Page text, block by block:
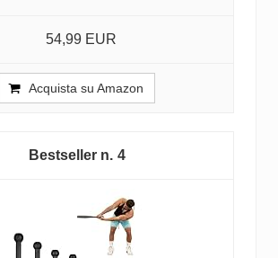
54,99 EUR
Acquista su Amazon
4